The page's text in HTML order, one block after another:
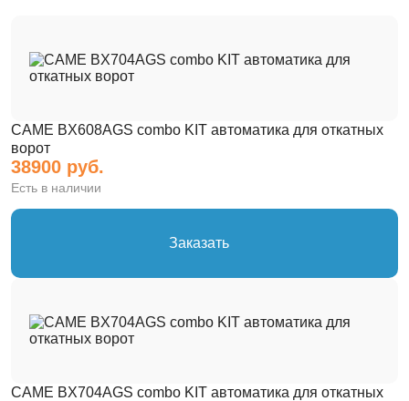
CAME BX608AGS combo KIT автоматика для откатных
ворот
38900 руб.
Есть в наличии
Заказать
CAME BX704AGS combo KIT автоматика для откатных